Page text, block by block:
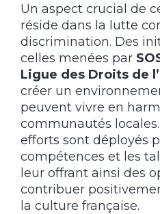
Un aspect crucial de
réside dans la lutte
discrimination. Des
celles menées par
Ligue des Droits de
créer un
peuvent vivre en
communautés
efforts sont déployés
compétences et les
leur offrant ainsi des
contribuer
la culture française.